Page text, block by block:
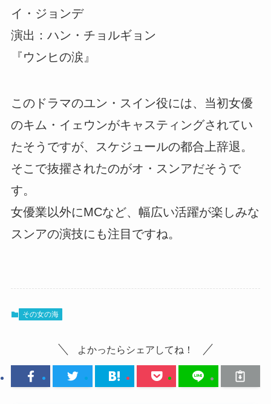
イ・ジョンデ
演出：ハン・チョルギョン
『ウンヒの涙』
このドラマのユン・スイン役には、当初女優
のキム・イェウンがキャスティングされてい
たそうですが、スケジュールの都合上辞退。
そこで抜擢されたのがオ・スンアだそうで
す。
女優業以外にMCなど、幅広い活躍が楽しみな
スンアの演技にも注目ですね。
その女の海
よかったらシェアしてね！